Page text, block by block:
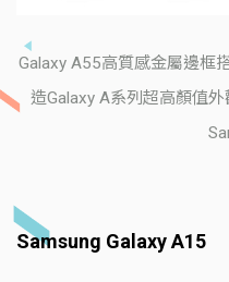
Galaxy A55高質感金屬邊框
造Galaxy A系列超高顏值
Samsung Galaxy A15